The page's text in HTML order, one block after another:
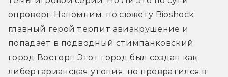
опроверг. Напомним, по сюжету Bioshock
главный герой терпит авиакрушение и
попадает в подводный стимпанковский
город Восторг. Этот город был создан как
либертарианская утопия, но превратился в